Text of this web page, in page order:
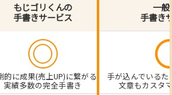
もじゴリくんの
手書きサービス
一般
手書き
◎
的に成果(売上UP)に繋がる
実績多数の完全手書き
手が込んでいる
文章もカスタ